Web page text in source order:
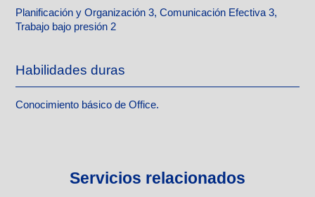
Planificación y Organización 3, Comunicación Efectiva 3,
Trabajo bajo presión 2
Habilidades duras
Conocimiento básico de Office.
Servicios relacionados